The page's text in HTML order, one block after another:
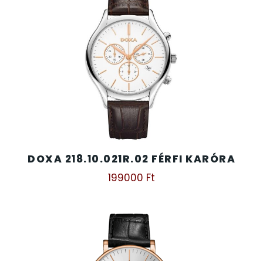
DOXA 218.10.021R.02 FÉRFI KARÓRA
199000 Ft
SERGIO TACCHINI